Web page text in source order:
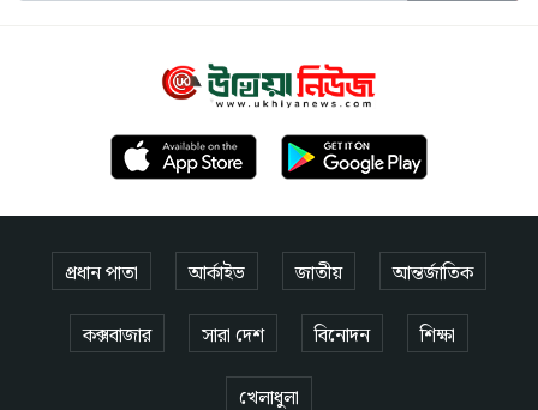
প্রধান পাতা আর্কাইভ জাতীয় আন্তর্জাতিক
কক্সবাজার সারা দেশ বিনোদন শিক্ষা
খেলাধুলা